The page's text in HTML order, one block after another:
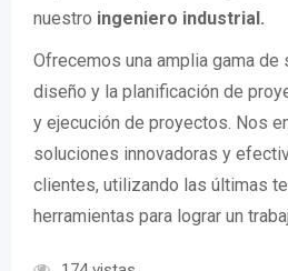
nuestro ingeniero industrial.
Ofrecemos una amplia gama
diseño y la planificación de
y ejecución de proyectos. Nos
soluciones innovadoras y
clientes, utilizando las últimas
herramientas para lograr un